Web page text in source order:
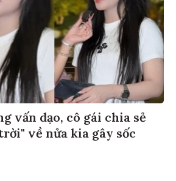
vấn dạo, cô gái chia sẻ
về nửa kia gây sốc